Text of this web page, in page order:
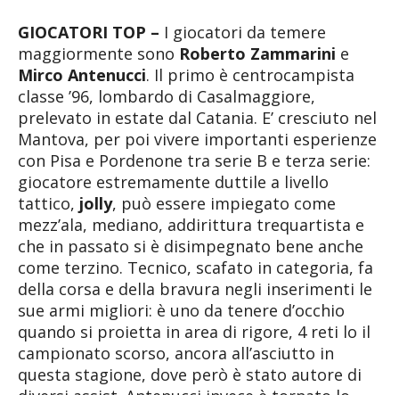
GIOCATORI TOP – I giocatori da temere
maggiormente sono Roberto Zammarini e
Mirco Antenucci. Il primo è centrocampista
classe ’96, lombardo di Casalmaggiore,
prelevato in estate dal Catania. E’ cresciuto nel
Mantova, per poi vivere importanti esperienze
con Pisa e Pordenone tra serie B e terza serie:
giocatore estremamente duttile a livello
tattico, jolly, può essere impiegato come
mezz’ala, mediano, addirittura trequartista e
che in passato si è disimpegnato bene anche
come terzino. Tecnico, scafato in categoria, fa
della corsa e della bravura negli inserimenti le
sue armi migliori: è uno da tenere d’occhio
quando si proietta in area di rigore, 4 reti lo il
campionato scorso, ancora all’asciutto in
questa stagione, dove però è stato autore di